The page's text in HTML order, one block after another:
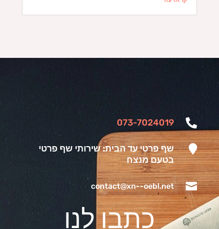

073-7024019

שף פרטי עד הבית: שירותי שף פרטי
בטעם מנצח

contact@xn--oebl.net
כתבו לנו